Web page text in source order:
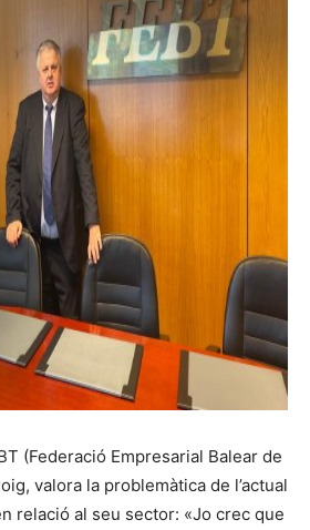
(Federació Empresarial Balear de
valora la problemàtica de l’actual
relació al seu sector: «Jo crec que